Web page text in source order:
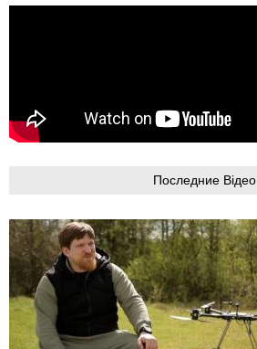
Последние Відео